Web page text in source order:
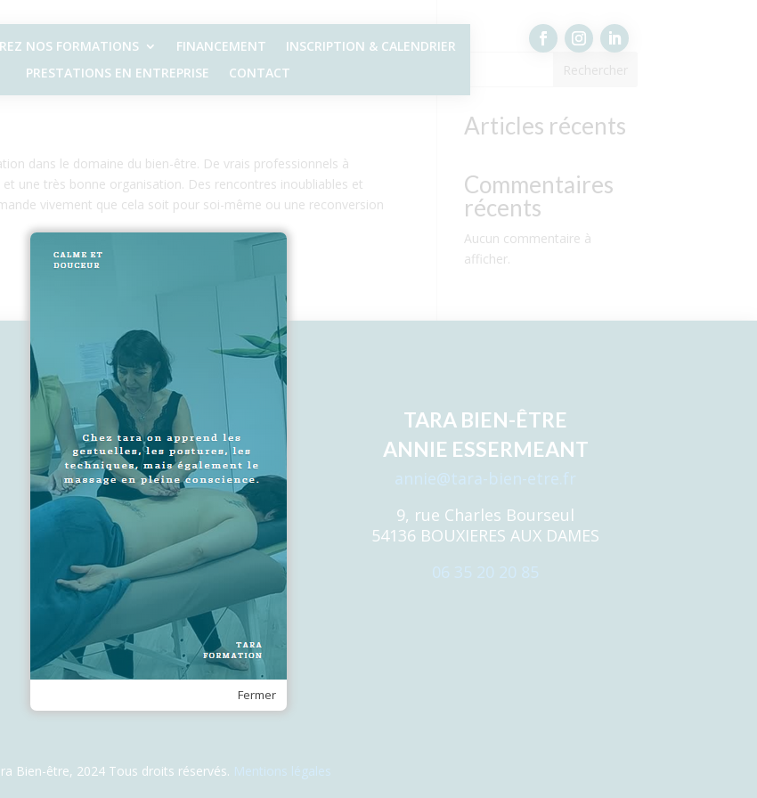
NOS FORMATIONS FINANCEMENT
INSCRIPTION & CALENDRIER
PRESTATIONS EN ENTREPRISE
CONTACT
dans le domaine du bien-être. De vrais professionnels à
une très bonne organisation. Des rencontres inoubliables et
vivement que cela soit pour soi-même ou une reconversion
Rechercher
Articles récents
Commentaires
récents
Aucun commentaire à
afficher.
2
SUIVEZ-NOUS !
Recevez notre Newsletter
Je m'inscris
TARA BIEN-ÊTRE
ANNIE ESSERMEANT
annie@tara-bien-etre.fr
9, rue Charles Bourseul
54136 BOUXIERES AUX DAMES
06 35 20 20 85
Bien-être, 2024 Tous droits réservés. Mentions légales
Fermer